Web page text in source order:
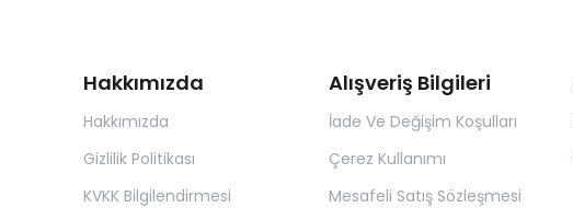
Hakkımızda
Hakkımızda
Gizlilik Politikası
KVKK Bilgilendirmesi
Alışveriş Bilgileri
İade Ve Değişim Koşulları
Çerez Kullanımı
Mesafeli Satış Sözleşmesi